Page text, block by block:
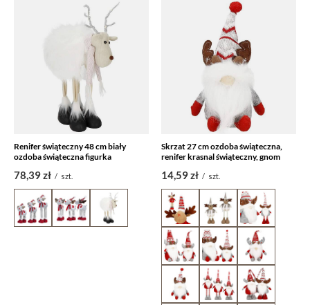
Renifer świąteczny 48 cm biały
ozdoba świąteczna figurka
78,39 zł / szt.
Skrzat 27 cm ozdoba świąteczna,
renifer krasnal świąteczny, gnom
14,59 zł / szt.